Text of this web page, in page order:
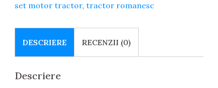
set motor tractor, tractor romanesc
DESCRIERE RECENZII (0)
Descriere